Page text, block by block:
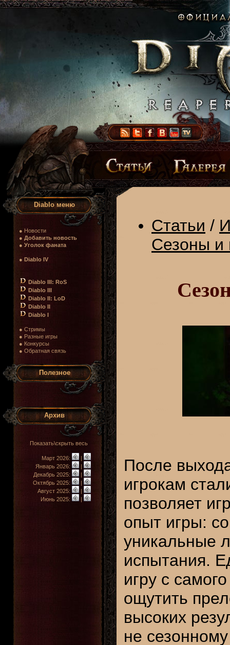
Diablo меню
● Новости
● Добавить новость
● Уголок фаната
● Diablo IV
Diablo III: RoS
Diablo III
Diablo II: LoD
Diablo II
Diablo I
● Стримы
● Разные игры
● Конкурсы
● Обратная связь
Полезное
Архив
Показать\скрыть весь
Март 2026:
|
Январь 2026:
|
Декабрь 2025:
|
Октябрь 2025:
|
Август 2025:
|
Июнь 2025:
|
Статьи /
Сезоны и
После
игрокам
позволяет
опыт игры:
уникальные
испытания.
игру с
ощутить
высоких
не